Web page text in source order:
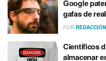
Google
gafas de
POR
Cientí­ficos
almacenar